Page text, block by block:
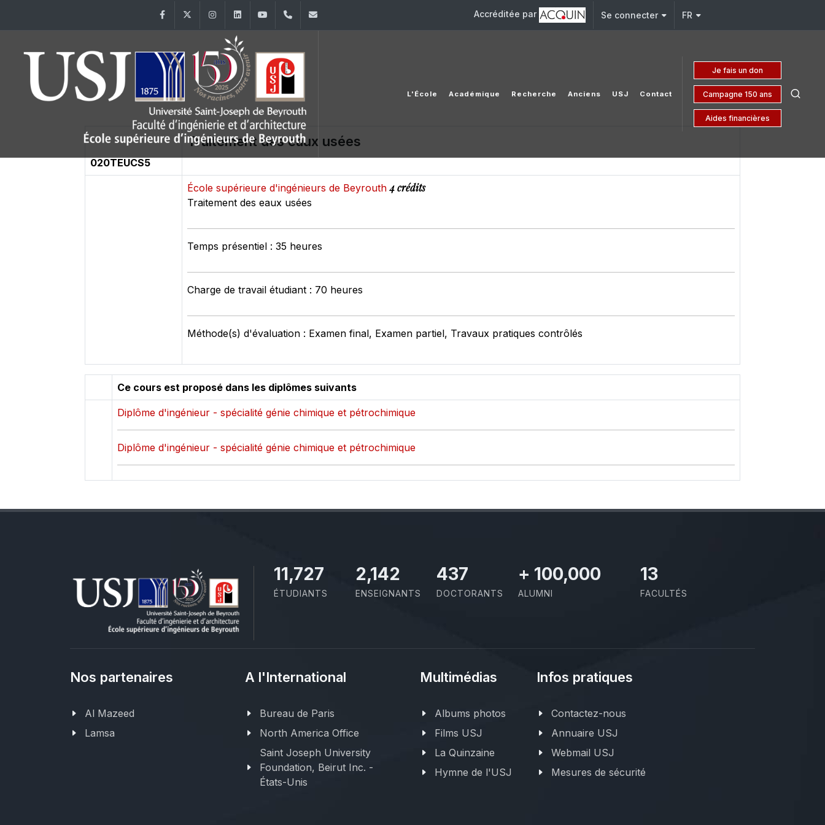
FacebookTwitter InstagramLinkedInYouTube+961 (1) 421 317
Secretariat.esib@usj.edu.lb;Secretariat2.esib@usj.edu.lb
Accréditée par Se connecter FR
Je fais un don
Campagne 150 ans
Aides financières
L'École Académique Recherche Anciens USJ Contact
020TEUCS5
Traitement des eaux usées
École supérieure d'ingénieurs de Beyrouth4 crédits
Traitement des eaux usées
Temps présentiel : 35 heures
Charge de travail étudiant : 70 heures
Méthode(s) d'évaluation : Examen final, Examen partiel, Travaux pratiques contrôlés
Ce cours est proposé dans les diplômes suivants
Diplôme d'ingénieur - spécialité génie chimique et pétrochimique
Diplôme d'ingénieur - spécialité génie chimique et pétrochimique
11,727
ÉTUDIANTS
2,142
ENSEIGNANTS
437
DOCTORANTS
+ 100,000
ALUMNI
13
FACULTÉS
Nos partenaires
Al Mazeed
Lamsa
A l'International
Bureau de Paris
North America Office
Saint Joseph University
Foundation, Beirut Inc. -
États-Unis
Multimédias
Albums photos
Films USJ
La Quinzaine
Hymne de l'USJ
Infos pratiques
Contactez-nous
Annuaire USJ
Webmail USJ
Mesures de sécurité